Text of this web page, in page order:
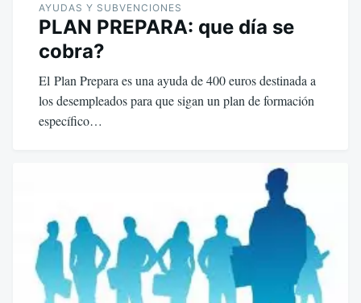
AYUDAS Y SUBVENCIONES
PLAN PREPARA: que día se
cobra?
El Plan Prepara es una ayuda de 400 euros destinada a
los desempleados para que sigan un plan de formación
específico…